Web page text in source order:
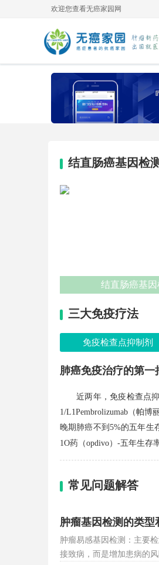
欢迎您查看无癌家园网
结直肠癌基因检
结直肠癌基
三大免疫疗法
免疫检查点抑制剂
肺癌免疫治疗的第一
近两年，免疫检查点
1/L1Pembrolizumab（帕博
晚期肺癌不到5%的五年生
1O药（opdivo）-五年生存
常见问题解答
肿瘤基因检测的类型
肿瘤易感基因检测：主要
接致病，而是增加患病的